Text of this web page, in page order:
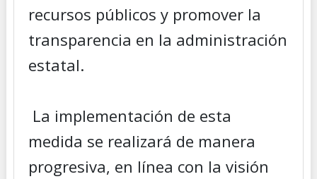
recursos públicos y promover la
transparencia en la administración
estatal.
La implementación de esta
medida se realizará de manera
progresiva, en línea con la visión